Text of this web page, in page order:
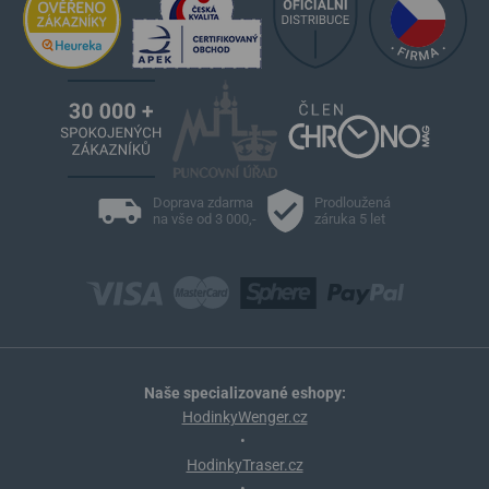
Doprava zdarma
na vše od 3 000,-
Prodloužená
záruka 5 let
Naše specializované eshopy:
HodinkyWenger.cz
•
HodinkyTraser.cz